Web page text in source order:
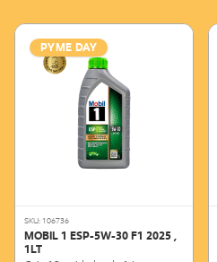
PYME DAY
SKU: 106736
MOBIL 1 ESP-5W-30 F1 2025 ,
1LT